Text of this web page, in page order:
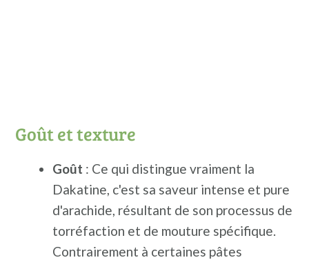
Goût et texture
Goût : Ce qui distingue vraiment la
Dakatine, c'est sa saveur intense et pure
d'arachide, résultant de son processus de
torréfaction et de mouture spécifique.
Contrairement à certaines pâtes